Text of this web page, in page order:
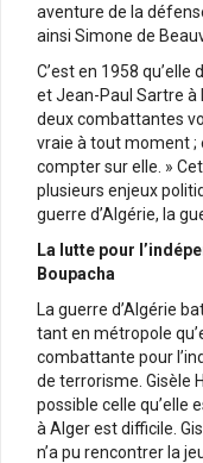
aventure de la
ainsi Simone de
C’est en 1958
et Jean-Paul Sartre à
deux combattantes
vraie à tout moment ;
compter sur elle. »
plusieurs enjeux
guerre d’Algérie, la
La lutte pour
Boupacha
La guerre d’Algérie
tant en métropole
combattante pour
de terrorisme. Gisèle
possible celle qu’elle
à Alger est difficile.
n’a pu rencontrer la